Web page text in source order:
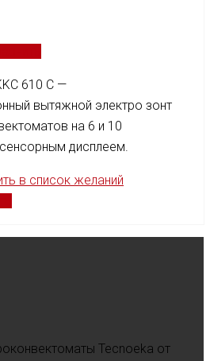
610 C —
вытяжной электро зонт
на 6 и 10
дисплеем.
в список желаний
Tecnoeka от